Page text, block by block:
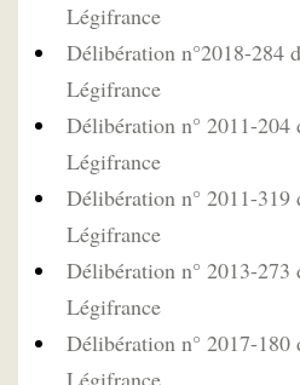
Légifrance
Délibération n°2018-284
Légifrance
Délibération n° 2011-
Légifrance
Délibération n° 2011-319
Légifrance
Délibération n° 2013-273
Légifrance
Délibération n° 2017-
Légifrance